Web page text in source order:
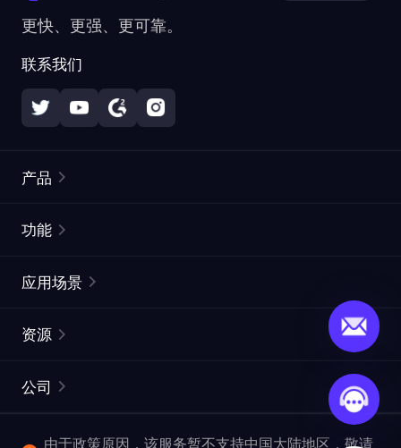
更快、更强、更可靠。
联系我们
产品
静态住宅代理
网页抓取 API
功能
ISP代理
ProxySite
应用场景
市场研究
资源
常见问题解答
公司
由于政策原因，该服务暂不支持中国大陆地区，敬请